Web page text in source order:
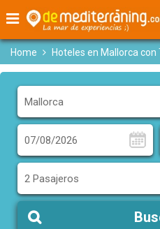
Home Hoteles en Mallorca con
2 Pasajeros